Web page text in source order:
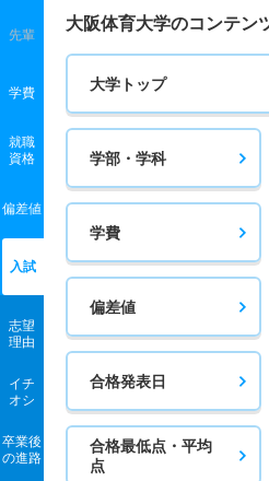
先輩
学費
就職
資格
偏差値
入試
志望
理由
イチ
オシ
卒業後
の進路
大阪体育大学のコンテン
大学トップ
学部・学科
学費
偏差値
合格発表日
合格最低点・平均
点